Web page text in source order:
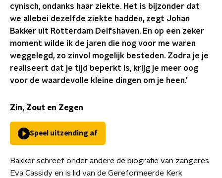
cynisch, ondanks haar ziekte. Het is bijzonder dat
we allebei dezelfde ziekte hadden, zegt Johan
Bakker uit Rotterdam Delfshaven. En op een zeker
moment wilde ik de jaren die nog voor me waren
weggelegd, zo zinvol mogelijk besteden. Zodra je je
realiseert dat je tijd beperkt is, krijg je meer oog
voor de waardevolle kleine dingen om je heen.’
Zin, Zout en Zegen
Speel uitzending af
Bakker schreef onder andere de biografie van zangeres
Eva Cassidy en is lid van de Gereformeerde Kerk